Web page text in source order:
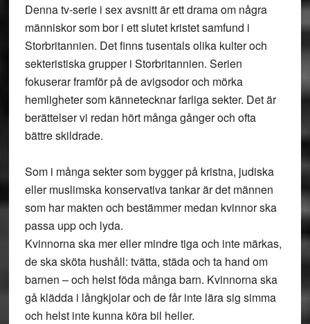
Denna tv-serie i sex avsnitt är ett drama om några
människor som bor i ett slutet kristet samfund i
Storbritannien. Det finns tusentals olika kulter och
sekteristiska grupper i Storbritannien. Serien
fokuserar framför på de avigsodor och mörka
hemligheter som kännetecknar farliga sekter. Det är
berättelser vi redan hört många gånger och ofta
bättre skildrade.
Som i många sekter som bygger på kristna, judiska
eller muslimska konservativa tankar är det männen
som har makten och bestämmer medan kvinnor ska
passa upp och lyda.
Kvinnorna ska mer eller mindre tiga och inte märkas,
de ska sköta hushåll: tvätta, städa och ta hand om
barnen – och helst föda många barn. Kvinnorna ska
gå klädda i långkjolar och de får inte lära sig simma
och helst inte kunna köra bil heller.